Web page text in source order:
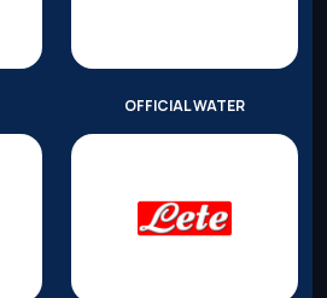
OFFICIAL WATER